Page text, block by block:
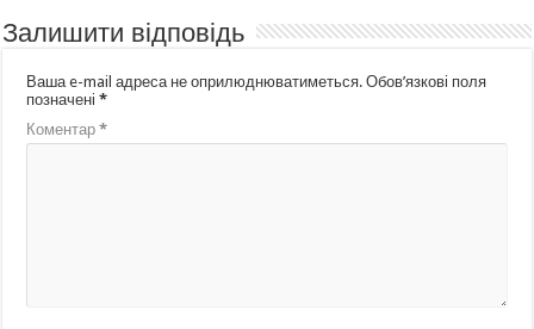
Залишити відповідь
Ваша e-mail адреса не оприлюднюватиметься. Обов’язкові поля
позначені*
Коментар*